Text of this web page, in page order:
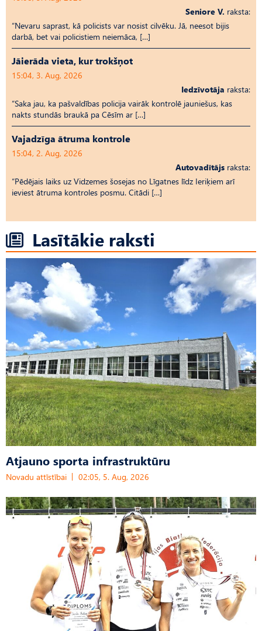
Seniore V. raksta:
“Nevaru saprast, kā policists var nosist cilvēku. Jā, neesot bijis
darbā, bet vai policistiem neiemāca, […]
Jāierāda vieta, kur trokšņot
15:04, 3. Aug, 2026
Iedzīvotāja raksta:
“Saka jau, ka pašvaldības policija vairāk kontrolē jauniešus, kas
nakts stundās braukā pa Cēsīm ar […]
Vajadzīga ātruma kontrole
15:04, 2. Aug, 2026
Autovadītājs raksta:
“Pēdējais laiks uz Vid­ze­mes šosejas no Līgatnes līdz Ieriķiem arī
ieviest ātruma kontroles posmu. Citādi […]
Lasītākie raksti
Atjauno sporta infrastruktūru
Novadu attīstībai 02:05, 5. Aug, 2026